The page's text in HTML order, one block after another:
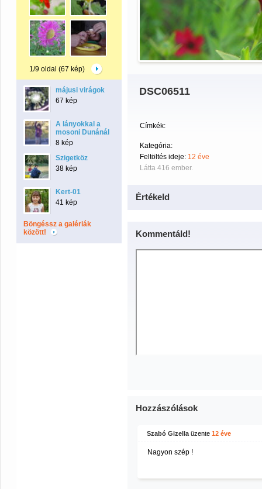
1/9 oldal (67 kép)
májusi virágok
67 kép
A lányokkal a
mosoni Dunánál
8 kép
Szigetköz
38 kép
Kert-01
41 kép
Böngéssz a galériák
között!
DSC06511
Címkék:
Kategória:
Feltöltés ideje: 12 éve
Látta 416 ember.
Értékeld
Kommentáld!
Hozzászólások
Szabó Gizella üzente 12 éve
Nagyon szép !